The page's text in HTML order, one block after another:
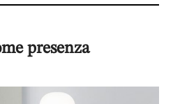
presenza